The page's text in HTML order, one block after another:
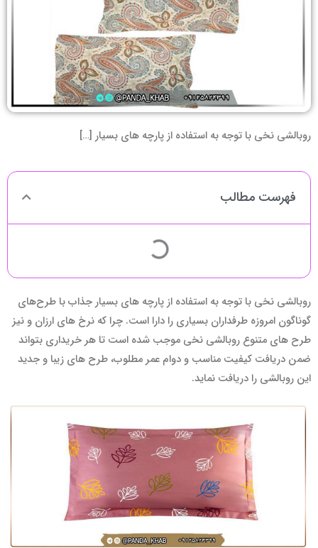
روبالشی نخی با توجه به استفاده از پارچه های بسیار […]
فهرست مطالب
روبالشی نخی با توجه به استفاده از پارچه های بسیار جذاب با طرح‌های
گوناگون امروزه طرفداران بسیاری را دارا است. چرا که نرخ های ارزان و نیز
طرح های متنوع روبالشی نخی موجب شده است تا هر خریداری بتواند
ضمن دریافت کیفیت مناسب و دوام عمر مطلوب‌، طرح های زیبا و جدید
این روبالشی را دریافت نماید.